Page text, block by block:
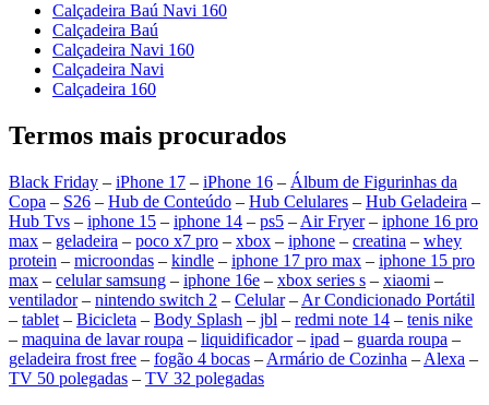
Calçadeira Baú Navi 160
Calçadeira Baú
Calçadeira Navi 160
Calçadeira Navi
Calçadeira 160
Termos mais procurados
Black Friday – iPhone 17 – iPhone 16 – Álbum de Figurinhas da
Copa – S26 – Hub de Conteúdo – Hub Celulares – Hub Geladeira –
Hub Tvs – iphone 15 – iphone 14 – ps5 – Air Fryer– iphone 16 pro
max – geladeira – poco x7 pro – xbox – iphone – creatina – whey
protein – microondas – kindle – iphone 17 pro max – iphone 15 pro
max – celular samsung – iphone 16e – xbox series s – xiaomi –
ventilador– nintendo switch 2 – Celular– Ar Condicionado Portátil
– tablet – Bicicleta – Body Splash – jbl – redmi note 14 – tenis nike
– maquina de lavar roupa – liquidificador– ipad – guarda roupa –
geladeira frost free – fogão 4 bocas – Armário de Cozinha – Alexa –
TV 50 polegadas – TV 32 polegadas